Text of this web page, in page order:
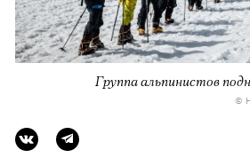
Группа альпинистов
©